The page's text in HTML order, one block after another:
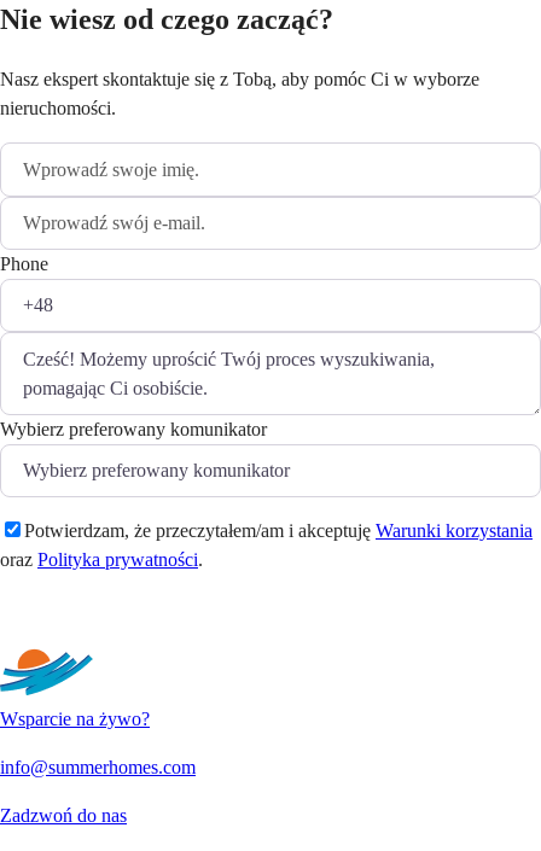
Nie wiesz od czego zacząć?
Nasz ekspert skontaktuje się z Tobą, aby pomóc Ci w wyborze
nieruchomości.
Phone
Wybierz preferowany komunikator
Potwierdzam, że przeczytałem/am i akceptuję Warunki korzystania
oraz Polityka prywatności.
Wsparcie na żywo?
info@summerhomes.com
Zadzwoń do nas